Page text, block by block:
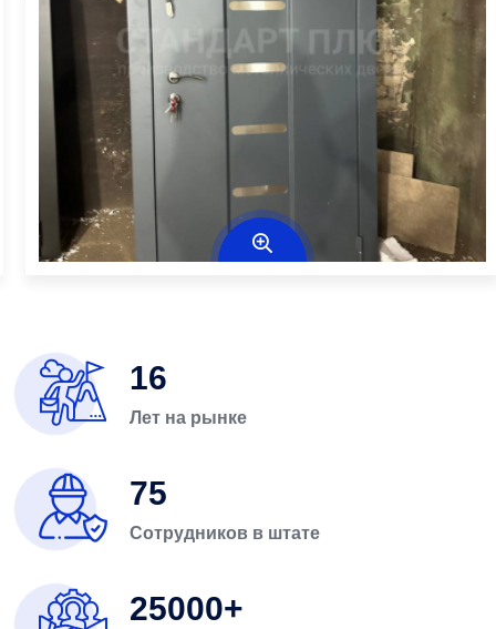
16
Лет на рынке
75
Сотрудников в штате
25000